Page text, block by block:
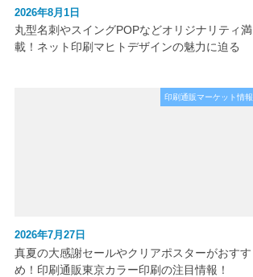
2026年8月1日
丸型名刺やスイングPOPなどオリジナリティ満
載！ネット印刷マヒトデザインの魅力に迫る
印刷通販マーケット情報
2026年7月27日
真夏の大感謝セールやクリアポスターがおすす
め！印刷通販東京カラー印刷の注目情報！